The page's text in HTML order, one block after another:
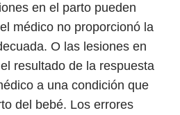
en el parto pueden
médico no proporcionó la
O las lesiones en
resultado de la respuesta
a una condición que
del bebé. Los errores